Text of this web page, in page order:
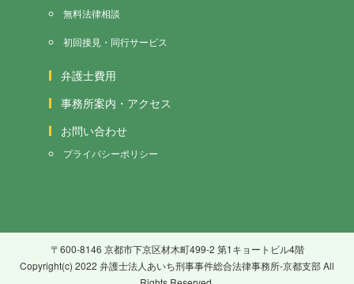
無料法律相談
初回接見・同行サービス
弁護士費用
事務所案内・アクセス
お問い合わせ
プライバシーポリシー
〒600-8146 京都市下京区材木町499-2 第1キョートビル4階
Copyright(c) 2022 弁護士法人あいち刑事事件総合法律事務所-京都支部 All